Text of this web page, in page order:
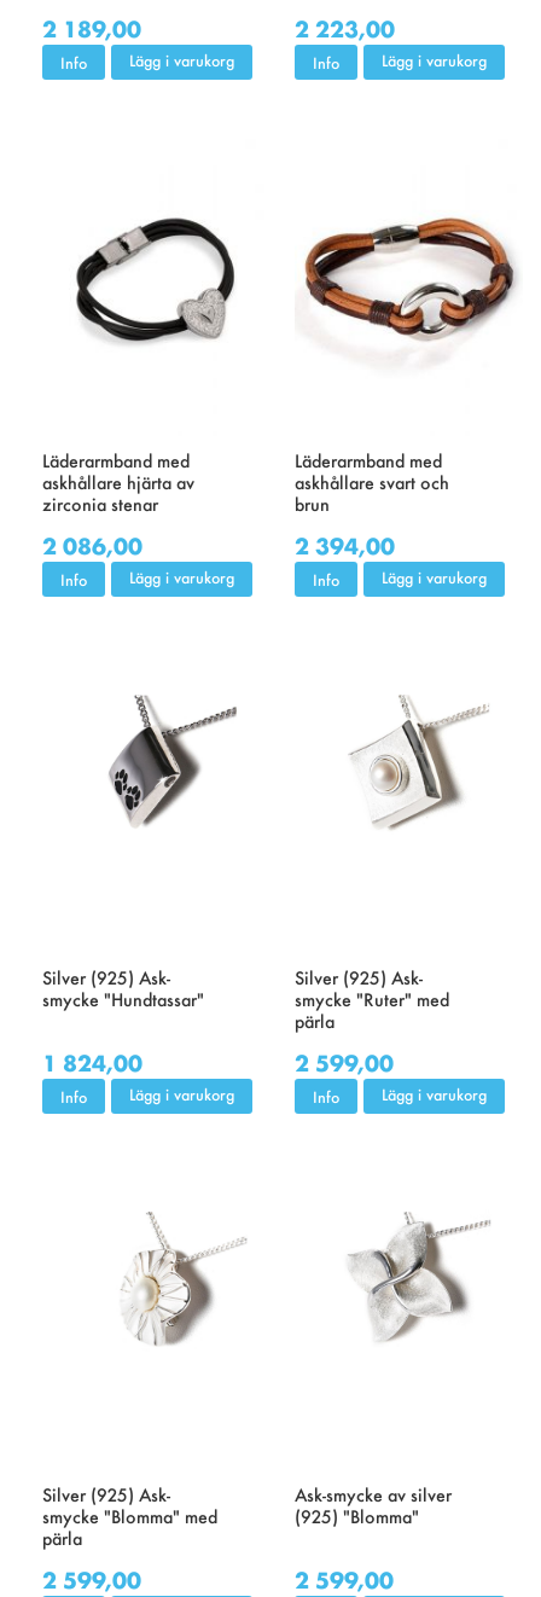
2 189,00
Info Lägg i varukorg
2 223,00
Info Lägg i varukorg
Läderarmband med
askhållare hjärta av
zirconia stenar
2 086,00
Info Lägg i varukorg
Läderarmband med
askhållare svart och
brun
2 394,00
Info Lägg i varukorg
Silver (925) Ask-
smycke "Hundtassar"
1 824,00
Info Lägg i varukorg
Silver (925) Ask-
smycke "Ruter" med
pärla
2 599,00
Info Lägg i varukorg
Silver (925) Ask-
smycke "Blomma" med
pärla
2 599,00
Ask-smycke av silver
(925) "Blomma"
2 599,00